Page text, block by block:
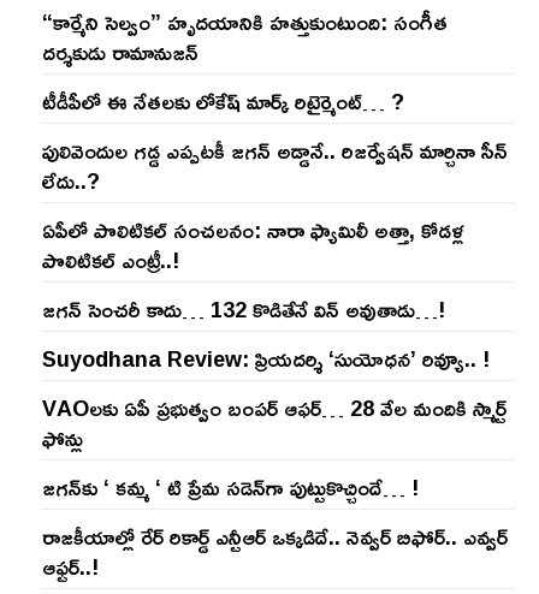
“కార్మేని సెల్వం” హృదయానికి హత్తుకుంటుంది: సంగీత
దర్శకుడు రామానుజన్
టీడీపీలో ఈ నేత‌ల‌కు లోకేష్ మార్క్ రిటైర్మెంట్‌… ?
పులివెందుల గ‌డ్డ ఎప్ప‌ట‌కీ జ‌గ‌న్ అడ్డానే.. రిజ‌ర్వేష‌న్ మార్చినా సీన్
లేదు..?
ఏపీలో పొలిటిక‌ల్ సంచ‌ల‌నం: నారా ఫ్యామిలీ అత్తా, కోడ‌ళ్ల
పొలిటికల్ ఎంట్రీ..!
జ‌గ‌న్ సెంచ‌రీ కాదు… 132 కొడితేనే విన్ అవుతాడు…!
Suyodhana Review: ప్రియదర్శి ‘సుయోధన’ రివ్యూ.. !
VAOల‌కు ఏపీ ప్ర‌భుత్వం బంప‌ర్ ఆఫ‌ర్‌… 28 వేల మందికి స్మార్ట్
ఫోన్లు
జ‌గ‌న్‌కు ‘ క‌మ్మ ‘ టి ప్రేమ స‌డెన్‌గా పుట్టుకొచ్చిందే… !
రాజ‌కీయాల్లో రేర్ రికార్డ్ ఎన్టీఆర్ ఒక్క‌డిదే.. నెవ్వ‌ర్ బిఫోర్‌.. ఎవ్వ‌ర్
ఆఫ్ట‌ర్‌..!